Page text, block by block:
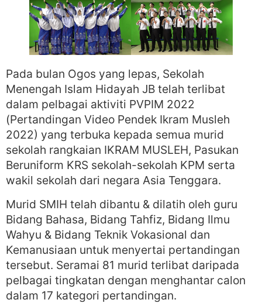
Pada bulan Ogos yang lepas, Sekolah
Menengah Islam Hidayah JB telah terlibat
dalam pelbagai aktiviti PVPIM 2022
(Pertandingan Video Pendek Ikram Musleh
2022) yang terbuka kepada semua murid
sekolah rangkaian IKRAM MUSLEH, Pasukan
Beruniform KRS sekolah-sekolah KPM serta
wakil sekolah dari negara Asia Tenggara.
Murid SMIH telah dibantu & dilatih oleh guru
Bidang Bahasa, Bidang Tahfiz, Bidang Ilmu
Wahyu & Bidang Teknik Vokasional dan
Kemanusiaan untuk menyertai pertandingan
tersebut. Seramai 81 murid terlibat daripada
pelbagai tingkatan dengan menghantar calon
dalam 17 kategori pertandingan.